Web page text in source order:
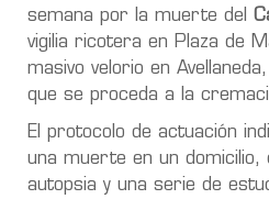
semana por la muerte del
vigilia ricotera en Plaza de
masivo velorio en
que se proceda a la
El protocolo de actuación
una muerte en un domicilio,
autopsia y una serie de